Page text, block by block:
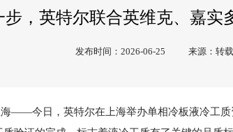
，英特尔联合英维克、嘉实
发布时间：2026-06-25 来源：转载
海——今日，英特尔在上海举办单相冷板液冷工